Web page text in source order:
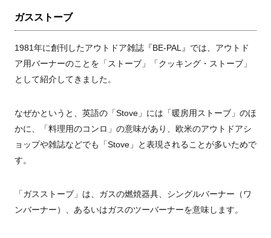
ガスストーブ
1981年に創刊したアウトドア雑誌『BE-PAL』では、アウトド
ア用バーナーのことを「ストーブ」「クッキング・ストーブ」
として紹介してきました。
なぜかというと、英語の「Stove」には「暖房用ストーブ」のほ
かに、「料理用のコンロ」の意味があり、欧米のアウトドアシ
ョップや雑誌などでも「Stove」と表現されることが多いためで
す。
「ガスストーブ」は、ガスの燃焼器具、シングルバーナー（ワ
ンバーナー）、あるいはガスのツーバーナーを意味します。